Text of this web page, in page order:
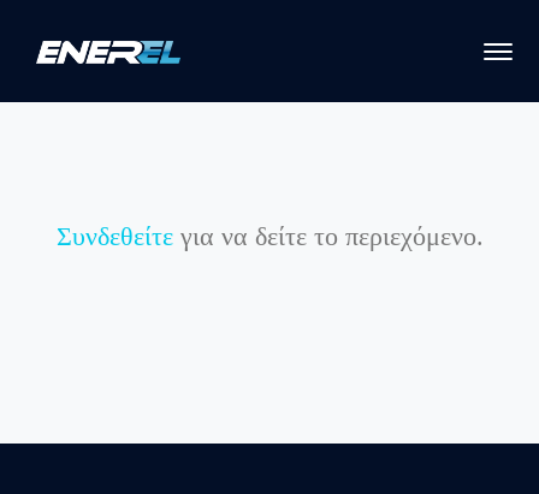
Συνδεθείτεγια να δείτε το περιεχόμενο.